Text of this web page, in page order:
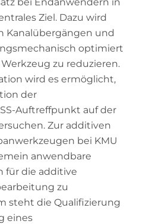
Ziel. Dazu wird
Kanalübergängen und
optimiert,
zu reduzieren.
wird es ermöglicht,
der
Auftreffpunkt auf der
Zur additiven
bei KMU
anwendbare
für die additive
zu
steht die Qualifizierung
eines